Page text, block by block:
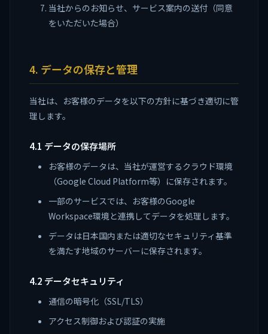
当社からのお知らせ、サービス案内の送付（同意
をいただいた場合）
4. データの保存と管理
当社は、お客様のデータを以下の方針に基づき適切に管
理します。
4.1 データの保存場所
お客様のデータは、当社が運営するクラウド環境
（Google Cloud Platform等）に保存されます。
一部のサービスでは、お客様のGoogle
Workspace環境と連携してデータを処理します。
データは日本国内または適切なセキュリティ基準
を満たす地域のサーバーに保存されます。
4.2 データセキュリティ
通信の暗号化（SSL/TLS）
アクセス制御および認証の実施